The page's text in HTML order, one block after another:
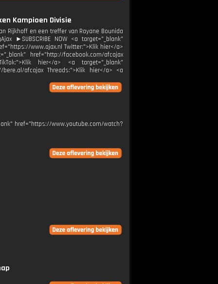
Kampioen Divisie
Rijkhoff en een treffer van Rayane Bounida
►SUBSCRIBE NOW <a target="_blank"
www.ajax.nl Twitter:">Klik hier</a>
href="http://facebook.com/afcajax
hier</a> <a target="_blank"
afcajax Threads:">Klik hier</a> <a
href="https://www.youtube.com/watch?